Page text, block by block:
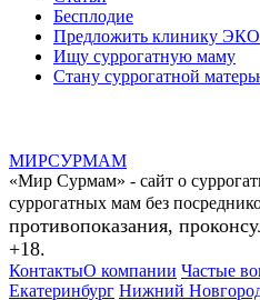
Бесплодие
Предложить клинику ЭКО
Ищу суррогатную маму
Стану суррогатной
МИРСУРМАМ
«Мир Сурмам» - сайт о
суррогатных мам без
противопоказания,
+18.
КонтактыО компании Частые
Екатеринбург Нижний